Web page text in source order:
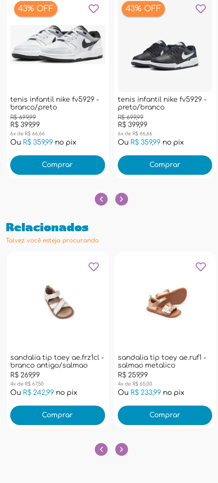
43% OFF
tenis infantil nike fv5929 -
branco/preto
R$ 399,99
R$ 699,99
6x de R$ 66,66
Ou R$ 359,99 no pix
Comprar
43% OFF
tenis infantil nike fv5929 -
preto/branco
R$ 399,99
R$ 699,99
6x de R$ 66,66
Ou R$ 359,99no pix
Comprar
Relacionados
Talvez você esteja procurando
sandalia tip toey ae.frz1cl -
branco antigo/salmao
R$ 269,99
4x de R$ 67,50
Ou R$ 242,99 no pix
Comprar
sandalia tip toey ae.ruf1 -
salmao metalico
R$ 259,99
4x de R$ 65,00
Ou R$ 233,99no pix
Comprar